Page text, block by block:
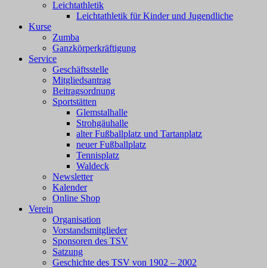
Leichtathletik
Leichtathletik für Kinder und Jugendliche
Kurse
Zumba
Ganzkörperkräftigung
Service
Geschäftsstelle
Mitgliedsantrag
Beitragsordnung
Sportstätten
Glemstalhalle
Strohgäuhalle
alter Fußballplatz und Tartanplatz
neuer Fußballplatz
Tennisplatz
Waldeck
Newsletter
Kalender
Online Shop
Verein
Organisation
Vorstandsmitglieder
Sponsoren des TSV
Satzung
Geschichte des TSV von 1902 – 2002